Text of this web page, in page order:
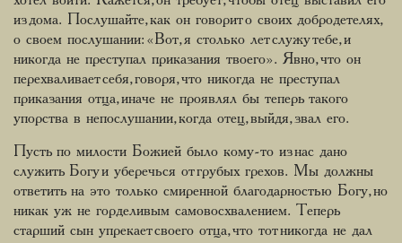
из дома. Послушайте, как он говорит о своих добродетелях,
о своем послушании: «Вот, я столько лет служу тебе, и
никогда не преступал приказания твоего». Явно, что он
перехваливает себя, говоря, что никогда не преступал
приказания отца, иначе не проявлял бы теперь такого
упорства в непослушании, когда отец, выйдя, звал его.
Пусть по милости Божией было кому-то из нас дано
служить Богу и уберечься от грубых грехов. Мы должны
ответить на это только смиренной благодарностью Богу, но
никак уж не горделивым самовосхвалением. Теперь
старший сын упрекает своего отца, что тот никогда не дал